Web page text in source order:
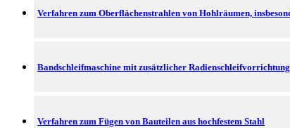
Verfahren zum Oberflächenstrahlen von Hohlräumen,
Bandschleifmaschine mit zusätzlicher Radienschleifvorrichtung
Verfahren zum Fügen von Bauteilen aus hochfestem Stahl